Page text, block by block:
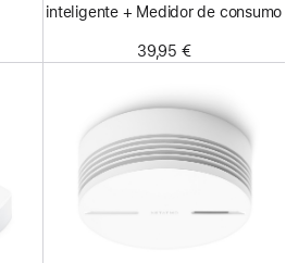
inteligente + Medidor de consumo
39,95 €